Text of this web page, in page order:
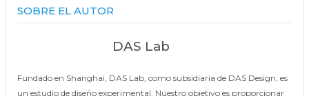
SOBRE EL AUTOR
DAS Lab
Fundado en Shanghai, DAS Lab, como subsidiaria de DAS Design, es
un estudio de diseño experimental. Nuestro objetivo es proporcionar